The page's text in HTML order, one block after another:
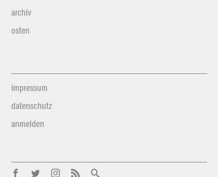
archiv
osten
impressum
datenschutz
anmelden